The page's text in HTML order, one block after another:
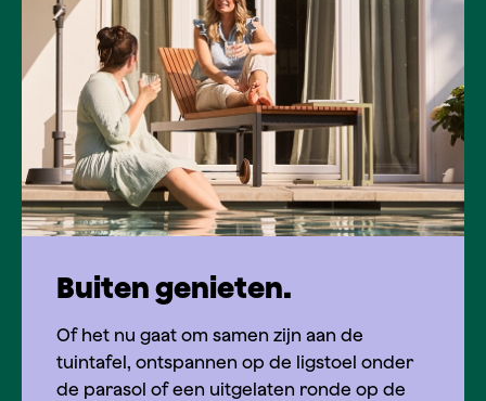
Buiten genieten.
Of het nu gaat om samen zijn aan de
tuintafel, ontspannen op de ligstoel onder
de parasol of een uitgelaten ronde op de